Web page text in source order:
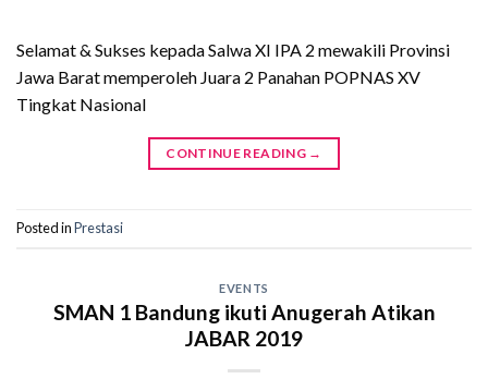
Selamat & Sukses kepada Salwa XI IPA 2 mewakili Provinsi
Jawa Barat memperoleh Juara 2 Panahan POPNAS XV
Tingkat Nasional
CONTINUE READING →
Posted inPrestasi
EVENTS
SMAN 1 Bandung ikuti Anugerah Atikan
JABAR 2019